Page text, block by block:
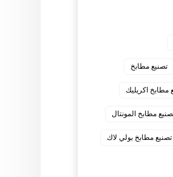
تصنيع مطابخ
مطابخ اكريليك
مطابخ المونتال
تصنيع مطابخ بولي لاك